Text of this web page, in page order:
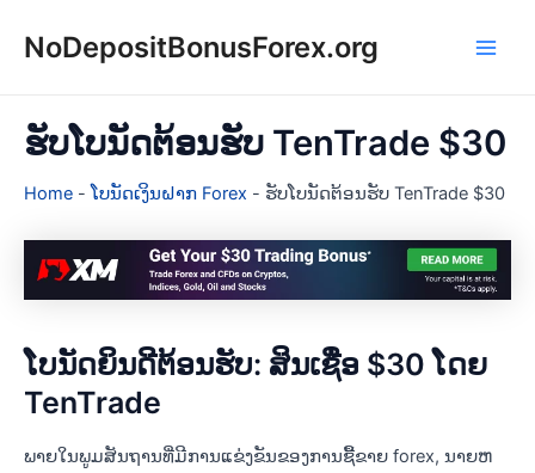
NoDepositBonusForex.org
ຮັບໂບນັດຕ້ອນຮັບ TenTrade $30
Home -ໂບນັດເງິນຝາກ Forex - ຮັບໂບນັດຕ້ອນຮັບ TenTrade $30
ໂບນັດຍິນດີຕ້ອນຮັບ: ສິນເຊື່ອ $30 ໂດຍ
TenTrade
ພາຍໃນພູມສັນຖານທີ່ມີການແຂ່ງຂັນຂອງການຊື້ຂາຍ forex, ນາຍຫ